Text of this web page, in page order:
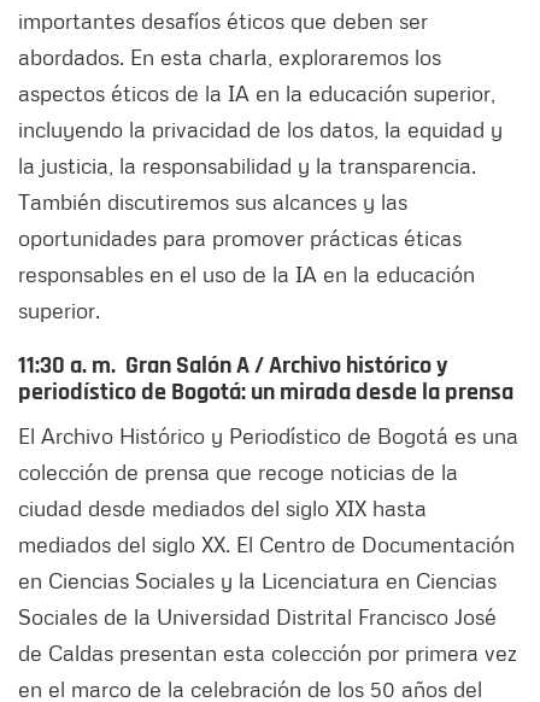
importantes desafíos éticos que deben ser
abordados. En esta charla, exploraremos los
aspectos éticos de la IA en la educación superior,
incluyendo la privacidad de los datos, la equidad y
la justicia, la responsabilidad y la transparencia.
También discutiremos sus alcances y las
oportunidades para promover prácticas éticas
responsables en el uso de la IA en la educación
superior.
11:30 a. m. Gran Salón A/ Archivo histórico y
periodístico de Bogotá: un mirada desde la prensa
El Archivo Histórico y Periodístico de Bogotá es una
colección de prensa que recoge noticias de la
ciudad desde mediados del siglo XIX hasta
mediados del siglo XX. El Centro de Documentación
en Ciencias Sociales y la Licenciatura en Ciencias
Sociales de la Universidad Distrital Francisco José
de Caldas presentan esta colección por primera vez
en el marco de la celebración de los 50 años del